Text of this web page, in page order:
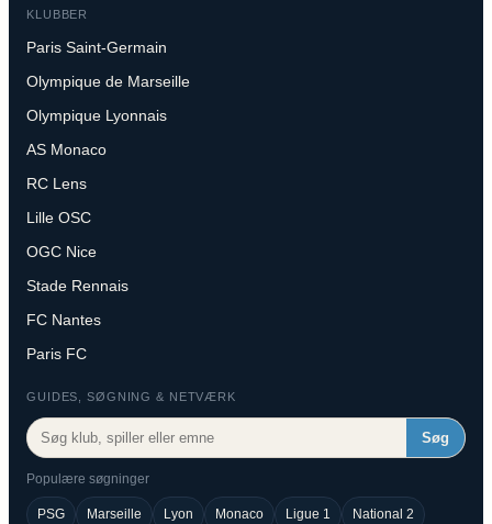
KLUBBER
Paris Saint-Germain
Olympique de Marseille
Olympique Lyonnais
AS Monaco
RC Lens
Lille OSC
OGC Nice
Stade Rennais
FC Nantes
Paris FC
GUIDES, SØGNING & NETVÆRK
Søg
Populære søgninger
PSG Marseille Lyon Monaco Ligue 1 National 2